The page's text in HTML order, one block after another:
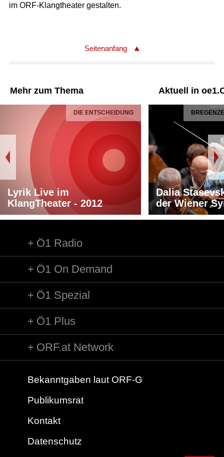
im ORF-Klangtheater gestalten.
Seitenanfang
Mehr zum Thema
DIE ENTSCHEIDUNG
Lyrik Live im
KlangTheater - 2012
Aktuell in
Dalia
der Wiener
Ö1 Radio
Ö1 On Demand
Ö1 Spezial
Ö1 Plus
ORF.at Network
Bekanntgaben laut ORF-G
Publikumsrat
Kontakt
Datenschutz